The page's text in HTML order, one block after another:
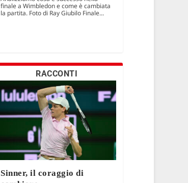
finale a Wimbledon e come è cambiata
la partita. Foto di Ray Giubilo Finale...
RACCONTI
Sinner, il coraggio di